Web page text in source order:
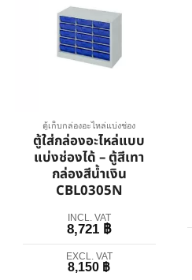
ตู้เก็บกล่องอะไหล่แบ่งช่อง
ตู้ใส่กล่องอะไหล่แบบ
แบ่งช่องได้ – ตู้สีเทา
กล่องสีน้ำเงิน
CBL0305N
INCL. VAT
8,721 ฿
EXCL. VAT
8,150 ฿